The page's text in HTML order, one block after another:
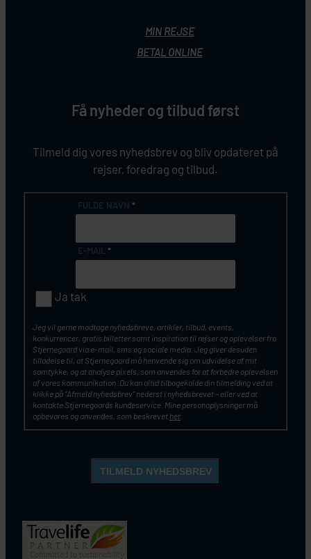
MIN REJSE
BETAL ONLINE
Få nyheder og tilbud først
Tilmeld dig vores nyhedsbrev og bliv opdateret på
rejser, foredrag og tilbud.
*
*
Ja tak
Jeg vil gerne modtage nyhedsbreve, artikler, tilbud, events,
konkurrencer, gratis billetter samt inspiration til rejser og oplevelser fra
Stjernegaard via e-mail, sms og sociale media. Jeg giver desuden
tilladelse til, at Stjernegaard må henvende sig om udvidelse af mit
samtykke, og at analyse pixels, som anvendes for at forbedre oplevelsen
af vores kommunikation. Du kan altid tilbagekalde din tilmelding ved at
klikke på ”Afmeld nyhedsbrev” nederst i nyhedsbrevet – eller ved at
kontakte Stjernegaards kundeservice. Mine personoplysninger må
opbevares og anvendes, som beskrevet her